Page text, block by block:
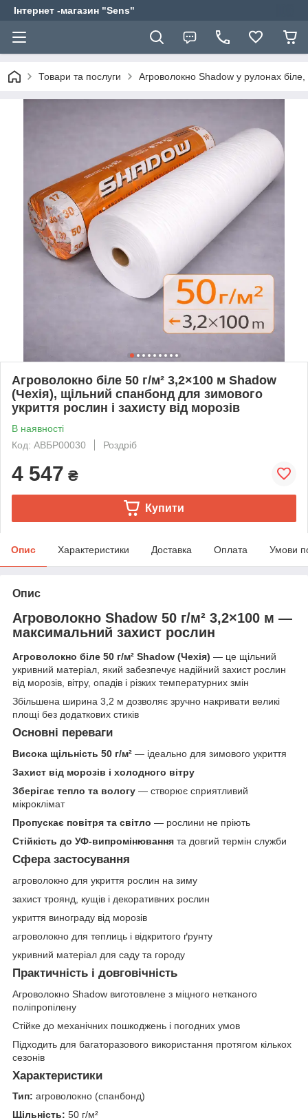
Інтернет -магазин "Sens"
Товари та послуги Агроволокно Shadow у рулонах
Агроволокно біле 50 г/м² 3,2×100 м Shadow
(Чехія), щільний спанбонд для зимового
укриття рослин і захисту від морозів
В наявності
Код: АВБР00030
Роздріб
4 547 ₴
Купити
Опис Характеристики Доставка Оплата Умови
Опис
Агроволокно Shadow 50 г/м² 3,2×100 м —
максимальний захист рослин
Агроволокно біле 50 г/м² Shadow (Чехія) — це щільний
укривний матеріал, який забезпечує надійний захист рослин
від морозів, вітру, опадів і різких температурних змін
Збільшена ширина 3,2 м дозволяє зручно накривати великі
площі без додаткових стиків
Основні переваги
Висока щільність 50 г/м² — ідеально для зимового укриття
Захист від морозів і холодного вітру
Зберігає тепло та вологу — створює сприятливий
мікроклімат
Пропускає повітря та світло — рослини не пріють
Стійкість до УФ-випромінювання та довгий термін служби
Сфера застосування
агроволокно для укриття рослин на зиму
захист троянд, кущів і декоративних рослин
укриття винограду від морозів
агроволокно для теплиць і відкритого ґрунту
укривний матеріал для саду та городу
Практичність і довговічність
Агроволокно Shadow виготовлене з міцного нетканого
поліпропілену
Стійке до механічних пошкоджень і погодних умов
Підходить для багаторазового використання протягом кількох
сезонів
Характеристики
Тип: агроволокно (спанбонд)
Щільність: 50 г/м²